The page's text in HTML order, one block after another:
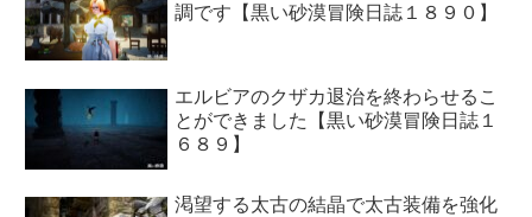
調です【黒い砂漠冒険日誌１８９０】
エルビアのクザカ退治を終わらせるこ
とができました【黒い砂漠冒険日誌１
６８９】
渇望する太古の結晶で太古装備を強化